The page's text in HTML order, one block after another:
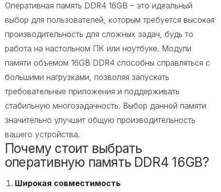
Оперативная память DDR4 16GB – это идеальный
выбор для пользователей, которым требуется высокая
производительность для сложных задач, будь то
работа на настольном ПК или ноутбуке. Модули
памяти объемом 16GB DDR4 способны справляться с
большими нагрузками, позволяя запускать
требовательные приложения и поддерживать
стабильную многозадачность. Выбор данной памяти
значительно улучшит общую производительность
вашего устройства.
Почему стоит выбрать
оперативную память DDR4 16GB?
Широкая совместимость